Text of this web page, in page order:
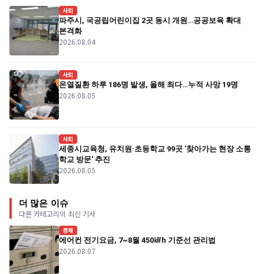
사회
파주시, 국공립어린이집 2곳 동시 개원…공공보육 확대
본격화
2026.08.04
사회
온열질환 하루 186명 발생, 올해 최다…누적 사망 19명
2026.08.05
사회
세종시교육청, 유치원·초등학교 99곳 '찾아가는 현장 소통
학교 방문' 추진
2026.08.05
더 많은 이슈
다른 카테고리의 최신 기사
경제
에어컨 전기요금, 7~8월 450㎾h 기준선 관리법
2026.08.07